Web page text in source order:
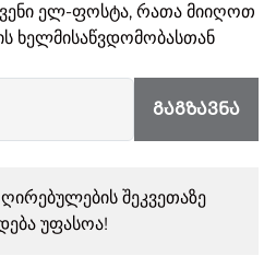
ელ-ფოსტა, რათა მიიღოთ
ხელმისაწვდომობასთან
ᲒᲐᲒᲖᲐᲕᲜᲐ
შეკვეთაზე
უფასოა!